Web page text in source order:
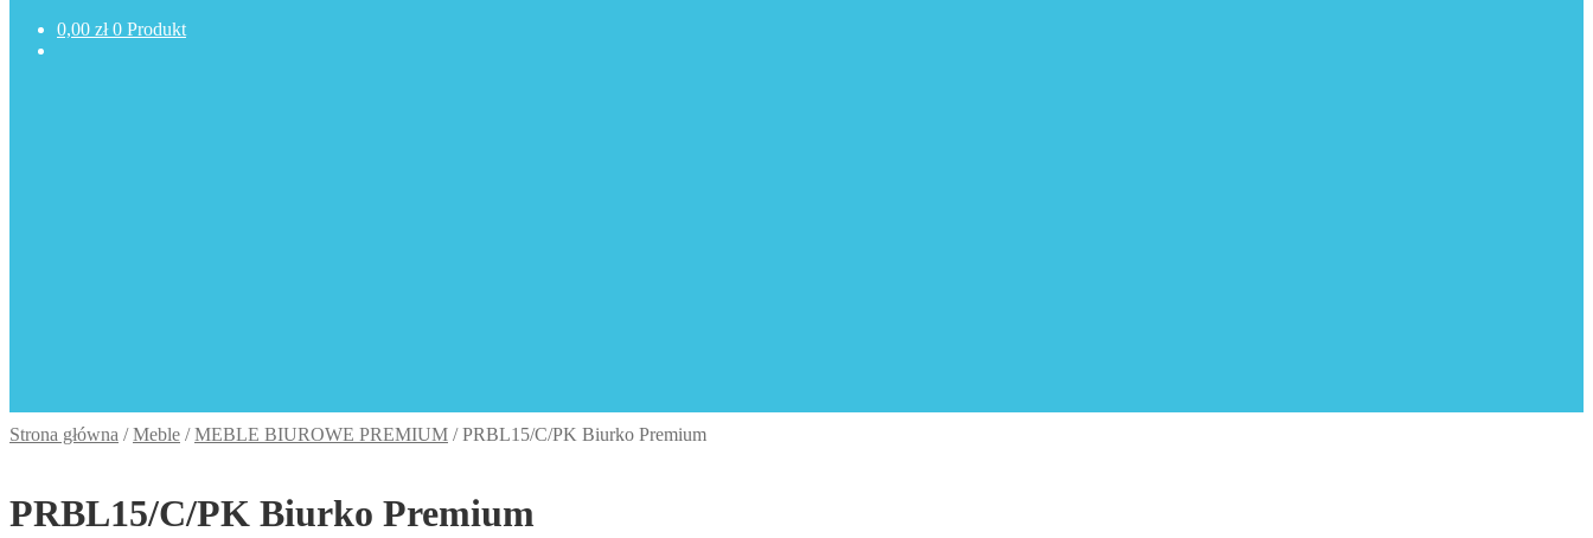
0,00 zł 0 Produkt
Strona główna /Meble /MEBLE BIUROWE PREMIUM /PRBL15/C/PK Biurko Premium
PRBL15/C/PK Biurko Premium